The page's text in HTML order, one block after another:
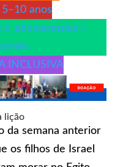
anos
adolescentes /
INCLUSIVA
lição
da semana anterior
os filhos de Israel